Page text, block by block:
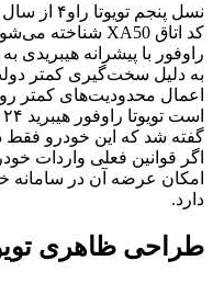
راوفور با پیشرانه هیبریدی
به دلیل سخت‌گیری کمتر
اعمال محدودیت‌های کمتر
گفته شد که این خودرو فقط
اگر قوانین فعلی واردات
امکان عرضه آن در سامانه
دارد.
طراحی ظاهری تویوتا